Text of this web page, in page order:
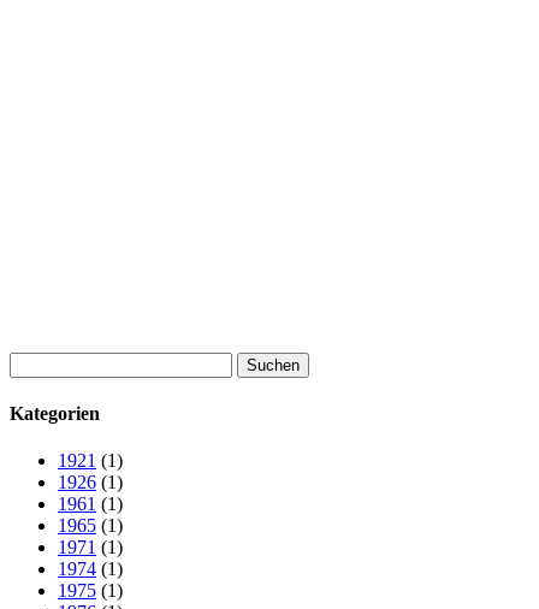
nach:
Kategorien
1921 (1)
1926 (1)
1961 (1)
1965 (1)
1971 (1)
1974 (1)
1975 (1)